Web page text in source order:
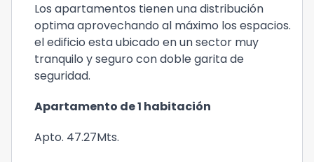
Los apartamentos tienen una distribución
optima aprovechando al máximo los espacios.
el edificio esta ubicado en un sector muy
tranquilo y seguro con doble garita de
seguridad.
Apartamento de 1 habitación
Apto. 47.27Mts.